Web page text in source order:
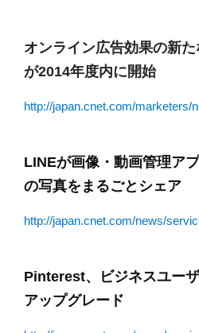
オンライン広告効果の新
が2014年度内に開始
http://japan.cnet.com/marketers/
LINEが画像・動画管理ア
の写真をまるごとシェア
http://japan.cnet.com/news/
Pinterest、ビジネスユー
アップグレード